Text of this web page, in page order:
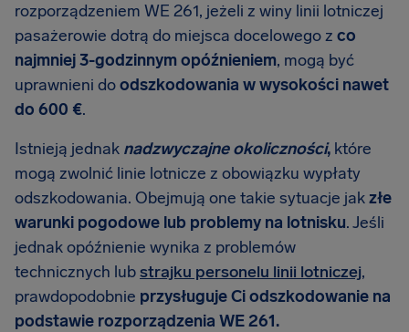
rozporządzeniem WE 261, jeżeli z winy linii lotniczej
pasażerowie dotrą do miejsca docelowego z co
najmniej 3-godzinnym opóźnieniem, mogą być
uprawnieni doodszkodowania w wysokości nawet
do 600 €.
Istnieją jednak nadzwyczajne okoliczności, które
mogą zwolnić linie lotnicze z obowiązku wypłaty
odszkodowania. Obejmują one takie sytuacje jakzłe
warunki pogodowe lub problemy na lotnisku. Jeśli
jednak opóźnienie wynika z problemów
technicznych lubstrajku personelu linii lotniczej,
prawdopodobnie przysługuje Ci odszkodowanie na
podstawie rozporządzenia WE 261.